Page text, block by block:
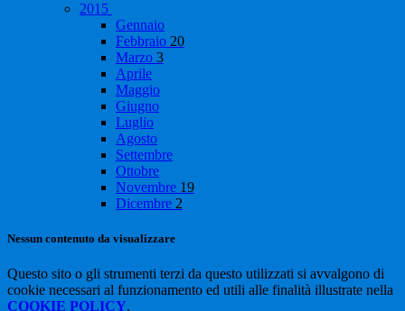
2015
Gennaio
Febbraio 20
Marzo 3
Aprile
Maggio
Giugno
Luglio
Agosto
Settembre
Ottobre
Novembre 19
Dicembre 2
Nessun contenuto da visualizzare
Questo sito o gli strumenti terzi da questo utilizzati si avvalgono di
cookie necessari al funzionamento ed utili alle finalità illustrate nella
COOKIE POLICY.